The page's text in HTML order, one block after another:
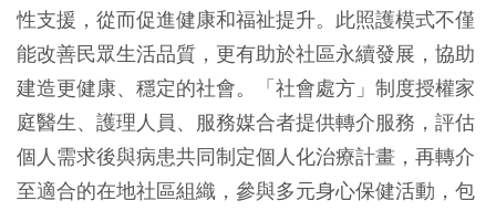
性支援，從而促進健康和福祉提升。此照護模式不僅
能改善民眾生活品質，更有助於社區永續發展，協助
建造更健康、穩定的社會。「社會處方」制度授權家
庭醫生、護理人員、服務媒合者提供轉介服務，評估
個人需求後與病患共同制定個人化治療計畫，再轉介
至適合的在地社區組織，參與多元身心保健活動，包